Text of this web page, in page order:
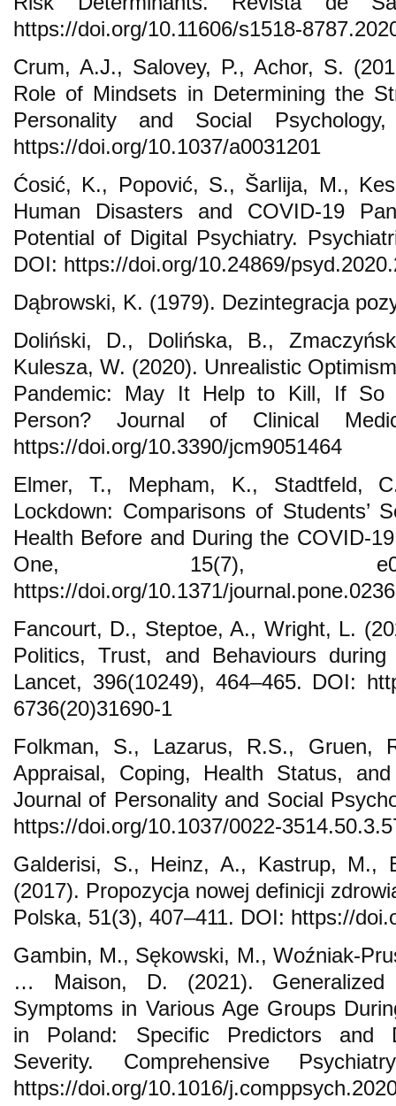
https://doi.org/10.11606/s1518-
Crum, A.J., Salovey, P., Achor, S.
Role of Mindsets in Determining the
Personality and Social
https://doi.org/10.1037/a0031201
Ćosić, K., Popović, S., Šarlija, M.,
Human Disasters and COVID-19
Potential of Digital Psychiatry.
DOI: https://doi.org/10.24869/
Dąbrowski, K. (1979). Dezintegracja
Doliński, D., Dolińska, B.,
Kulesza, W. (2020). Unrealistic
Pandemic: May It Help to Kill, If So
Person? Journal of Clinical
https://doi.org/10.3390/jcm9051464
Elmer, T., Mepham, K., Stadtfeld,
Lockdown: Comparisons of Students’
Health Before and During the COVID-
One, 15(7),
https://doi.org/10.1371/
Fancourt, D., Steptoe, A., Wright, L.
Politics, Trust, and Behaviours
Lancet, 396(10249), 464–465. DOI:
6736(20)31690-1
Folkman, S., Lazarus, R.S., Gruen,
Appraisal, Coping, Health Status,
Journal of Personality and Social
https://doi.org/10.1037/0022-
Galderisi, S., Heinz, A., Kastrup, M.,
(2017). Propozycja nowej definicji
Polska, 51(3), 407–411. DOI: https://
Gambin, M., Sękowski, M., Woźniak-
… Maison, D. (2021). Generalized
Symptoms in Various Age Groups
in Poland: Specific Predictors and
Severity. Comprehensive
https://doi.org/10.1016/